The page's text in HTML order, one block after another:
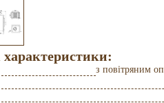
характеристики:
з повітряним